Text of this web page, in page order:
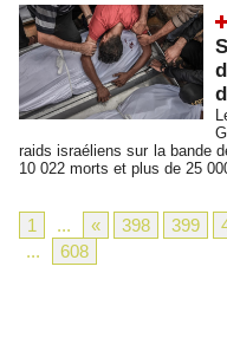
raids israéliens sur la bande
10 022 morts et plus de 25
1 ... « 398 399
...
608